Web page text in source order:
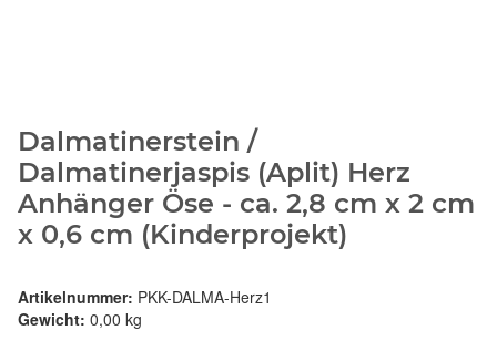
Dalmatinerstein /
Dalmatinerjaspis (Aplit) Herz
Anhänger Öse - ca. 2,8 cm x 2 cm
x 0,6 cm (Kinderprojekt)
Artikelnummer: PKK-DALMA-Herz1
Gewicht: 0,00 kg